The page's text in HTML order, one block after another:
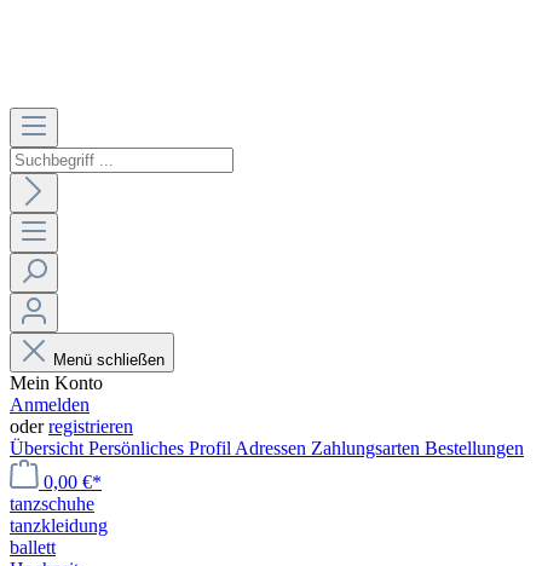
Menü schließen
Mein Konto
Anmelden
oderregistrieren
Übersicht Persönliches Profil Adressen Zahlungsarten Bestellungen
0,00 €*
tanzschuhe
tanzkleidung
ballett